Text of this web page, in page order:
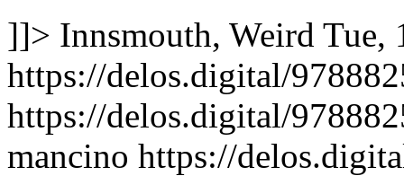
]]> Innsmouth, Weird Tue,
https://delos.digital/
https://delos.digital/
mancino https://